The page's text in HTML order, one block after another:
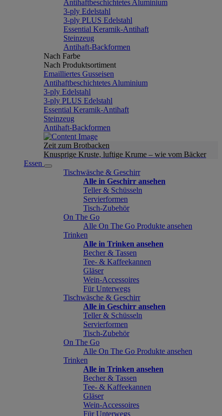
Antihaftbeschichtetes Aluminium
3-ply Edelstahl
3-ply PLUS Edelstahl
Essential Keramik-Antihaft
Steinzeug
Antihaft-Backformen
Nach Farbe
Nach Produktsortiment
Emailliertes Gusseisen
Antihaftbeschichtetes Aluminium
3-ply Edelstahl
3-ply PLUS Edelstahl
Essential Keramik-Antihaft
Steinzeug
Antihaft-Backformen
Zeit zum Brotbacken
Knusprige Kruste, luftige Krume – wie vom Bäcker
Essen
Tischwäsche & Geschirr
Alle in Geschirr ansehen
Teller & Schüsseln
Servierformen
Tisch-Zubehör
On The Go
Alle On The Go Produkte ansehen
Trinken
Alle in Trinken ansehen
Becher & Tassen
Tee- & Kaffeekannen
Gläser
Wein-Accessoires
Für Unterwegs
Tischwäsche & Geschirr
Alle in Geschirr ansehen
Teller & Schüsseln
Servierformen
Tisch-Zubehör
On The Go
Alle On The Go Produkte ansehen
Trinken
Alle in Trinken ansehen
Becher & Tassen
Tee- & Kaffeekannen
Gläser
Wein-Accessoires
Für Unterwegs